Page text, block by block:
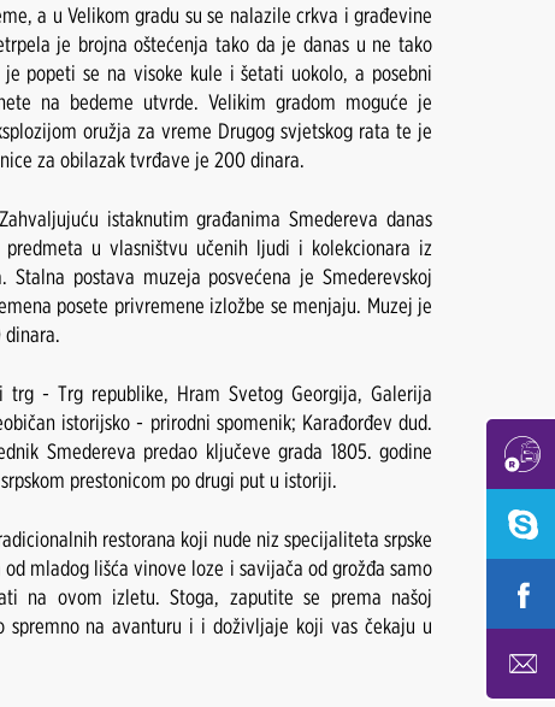
a u Velikom gradu su se nalazile crkva i građevine
je brojna oštećenja tako da je danas u ne tako
popeti se na visoke kule i šetati uokolo, a posebni
na bedeme utvrde. Velikim gradom moguće je
oružja za vreme Drugog svjetskog rata te je
za obilazak tvrđave je 200 dinara.
istaknutim građanima Smedereva danas
u vlasništvu učenih ljudi i kolekcionara iz
postava muzeja posvećena je Smederevskoj
posete privremene izložbe se menjaju. Muzej je
dinara.
- Trg republike, Hram Svetog Georgija, Galerija
istorijsko - prirodni spomenik; Karađorđev dud.
Smedereva predao ključeve grada 1805. godine
prestonicom po drugi put u istoriji.
restorana koji nude niz specijaliteta srpske
mladog lišća vinove loze i savijača od grožđa samo
na ovom izletu. Stoga, zaputite se prema našoj
spremno na avanturu i i doživljaje koji vas čekaju u